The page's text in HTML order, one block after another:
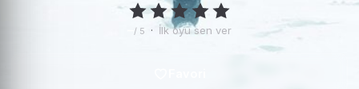
/ 5 · İlk oyu sen ver